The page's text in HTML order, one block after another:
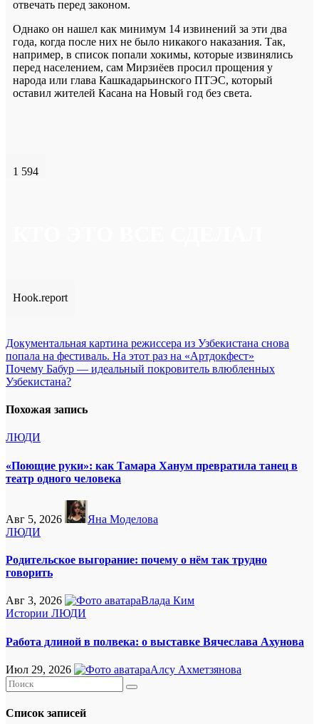
отвечать перед законом.
Однако он нашел как минимум 14 извинений за эти два
года, когда после них не было никакого наказания. Так,
например, в список попали хокимы, которые извинялись
перед населением, сам Мирзиёев просил прощения у
народа или глава Кашкадарьинского ПТЭС, который
оставил жителей Касана на Новый год без света.
1 594
Hook.report
Навигация
по
записям
Документальная картина режиссера из Узбекистана снова
попала на фестиваль. На этот раз на «Артдокфест»
Почему Бабур — идеальный покровитель влюбленных
Узбекистана?
Похожая запись
ЛЮДИ
«Поющие руки»: как Тамара Ханум превратила танец в
театр одного человека
Авг 5, 2026
Яна Моделова
ЛЮДИ
Родительское выгорание: почему о нём так трудно
говорить
Авг 3, 2026
Влада Ким
Истории ЛЮДИ
Работа длиной в полвека: о выставке Вячеслава Ахунова
Июл 29, 2026 Алсу Ахметзянова
Список записей